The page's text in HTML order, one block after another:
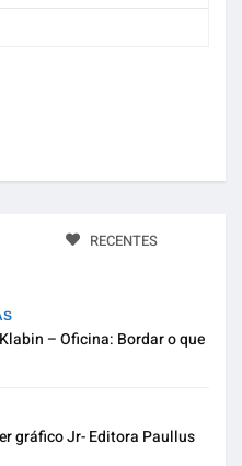
RECENTES
– Oficina: Bordar o que
gráfico Jr- Editora Paullus